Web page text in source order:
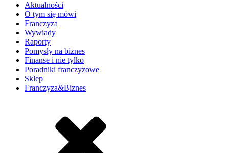
Aktualności
O tym się mówi
Franczyza
Wywiady
Raporty
Pomysły na biznes
Finanse i nie tylko
Poradniki franczyzowe
Sklep
Franczyza&Biznes